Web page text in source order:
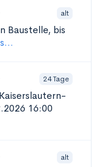
alt
Baustelle, bis
24 Tage
16:00
alt